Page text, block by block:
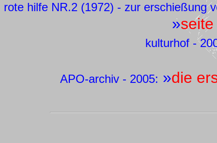
rote hilfe NR.2 (1972) - zur erschießung
»seite
kulturhof -
APO-archiv - 2005: »die